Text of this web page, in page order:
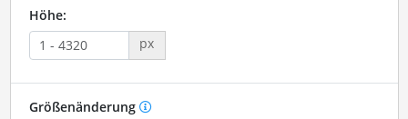
Höhe:
px
Größenänderung